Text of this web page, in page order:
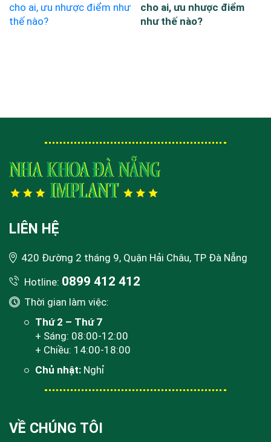
cho ai, ưu nhược điểm
như thế nào?
LIÊN HỆ
420 Đường 2 tháng 9, Quận Hải Châu, TP Đà Nẵng
Hotline: 0899 412 412
Thời gian làm việc:
Thứ 2 – Thứ 7
+ Sáng: 08:00-12:00
+ Chiều: 14:00-18:00
Chủ nhật: Nghỉ
VỀ CHÚNG TÔI